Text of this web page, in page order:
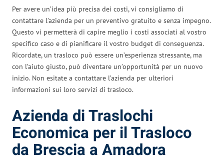
Per avere un’idea più precisa dei costi, vi consigliamo di
contattare l’azienda per un preventivo gratuito e senza impegno.
Questo vi permetterà di capire meglio i costi associati al vostro
specifico caso e di pianificare il vostro budget di conseguenza.
Ricordate, un trasloco può essere un’esperienza stressante, ma
con l’aiuto giusto, può diventare un’opportunità per un nuovo
inizio. Non esitate a contattare l’azienda per ulteriori
informazioni sui loro servizi di trasloco.
Azienda di Traslochi
Economica per il Trasloco
da Brescia a Amadora